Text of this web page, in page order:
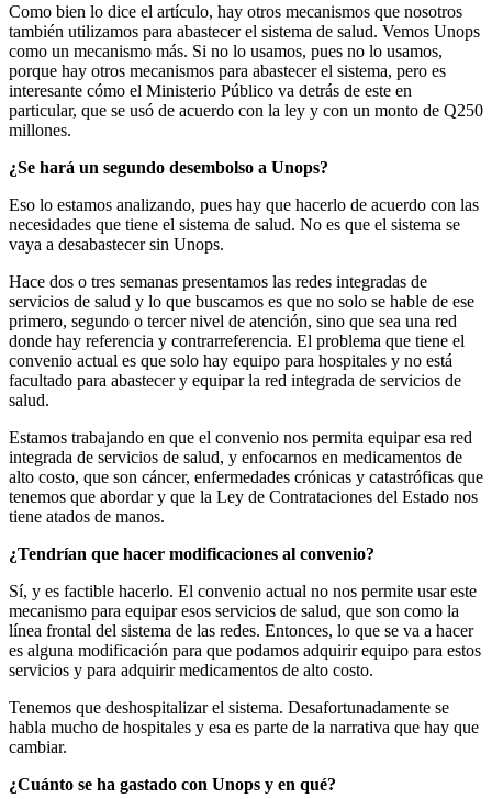
Como bien lo dice el artículo, hay otros mecanismos que nosotros
también utilizamos para abastecer el sistema de salud. Vemos Unops
como un mecanismo más. Si no lo usamos, pues no lo usamos,
porque hay otros mecanismos para abastecer el sistema, pero es
interesante cómo el Ministerio Público va detrás de este en
particular, que se usó de acuerdo con la ley y con un monto de Q250
millones.
¿Se hará un segundo desembolso a Unops?
Eso lo estamos analizando, pues hay que hacerlo de acuerdo con las
necesidades que tiene el sistema de salud. No es que el sistema se
vaya a desabastecer sin Unops.
Hace dos o tres semanas presentamos las redes integradas de
servicios de salud y lo que buscamos es que no solo se hable de ese
primero, segundo o tercer nivel de atención, sino que sea una red
donde hay referencia y contrarreferencia. El problema que tiene el
convenio actual es que solo hay equipo para hospitales y no está
facultado para abastecer y equipar la red integrada de servicios de
salud.
Estamos trabajando en que el convenio nos permita equipar esa red
integrada de servicios de salud, y enfocarnos en medicamentos de
alto costo, que son cáncer, enfermedades crónicas y catastróficas que
tenemos que abordar y que la Ley de Contrataciones del Estado nos
tiene atados de manos.
¿Tendrían que hacer modificaciones al convenio?
Sí, y es factible hacerlo. El convenio actual no nos permite usar este
mecanismo para equipar esos servicios de salud, que son como la
línea frontal del sistema de las redes. Entonces, lo que se va a hacer
es alguna modificación para que podamos adquirir equipo para estos
servicios y para adquirir medicamentos de alto costo.
Tenemos que deshospitalizar el sistema. Desafortunadamente se
habla mucho de hospitales y esa es parte de la narrativa que hay que
cambiar.
¿Cuánto se ha gastado con Unops y en qué?